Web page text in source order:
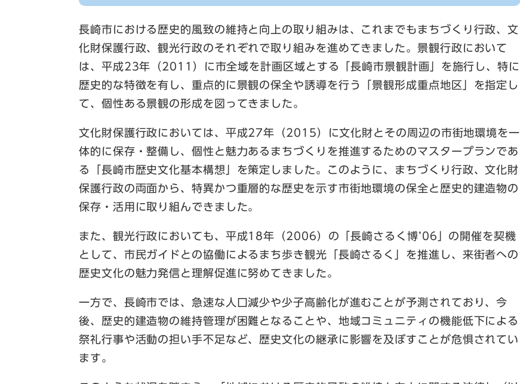
長崎市における歴史的風致の維持と向上の取り組みは、これまでもまちづくり行政、文
化財保護行政、観光行政のそれぞれで取り組みを進めてきました。景観行政において
は、平成23年（2011）に市全域を計画区域とする「長崎市景観計画」を施行し、特に
歴史的な特徴を有し、重点的に景観の保全や誘導を行う「景観形成重点地区」を指定し
て、個性ある景観の形成を図ってきました。
文化財保護行政においては、平成27年（2015）に文化財とその周辺の市街地環境を一
体的に保存・整備し、個性と魅力あるまちづくりを推進するためのマスタープランであ
る「長崎市歴史文化基本構想」を策定しました。このように、まちづくり行政、文化財
保護行政の両面から、特異かつ重層的な歴史を示す市街地環境の保全と歴史的建造物の
保存・活用に取り組んできました。
また、観光行政においても、平成18年（2006）の「長崎さるく博’06」の開催を契機
として、市民ガイドとの協働によるまち歩き観光「長崎さるく」を推進し、来街者への
歴史文化の魅力発信と理解促進に努めてきました。
一方で、長崎市では、急速な人口減少や少子高齢化が進むことが予測されており、今
後、歴史的建造物の維持管理が困難となることや、地域コミュニティの機能低下による
祭礼行事や活動の担い手不足など、歴史文化の継承に影響を及ぼすことが危惧されてい
ます。